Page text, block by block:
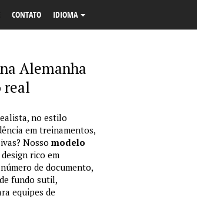
CONTATO IDIOMA
Alemanha
real
no estilo
em treinamentos,
Nosso modelo
rico em
de documento,
fundo sutil,
equipes de